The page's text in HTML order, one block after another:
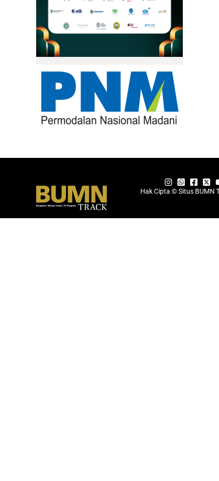
Hak Cipta © Situs BUMN